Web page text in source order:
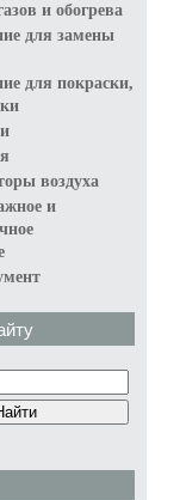
и обогрева
для замены
для покраски,
воздуха
и